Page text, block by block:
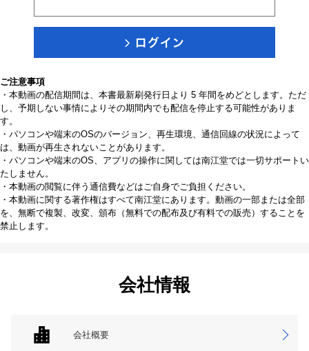
ご注意事項
・本動画の配信期間は、本書最新刷発行日より 5 年間をめどとします。ただ
し、予期しない事情によりその期間内でも配信を停止する可能性がありま
す。
・パソコンや端末のOSのバージョン、再生環境、通信回線の状況によって
は、動画が再生されないことがあります。
・パソコンや端末のOS、アプリの操作に関しては南江堂では一切サポートい
たしません。
・本動画の閲覧に伴う通信費などはご自身でご負担ください。
・本動画に関する著作権はすべて南江堂にあります。動画の一部または全部
を、無断で複製、改変、頒布（無料での配布及び有料での販売）することを
禁止します。
会社情報
会社概要